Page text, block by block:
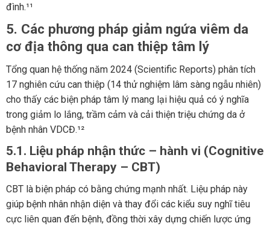
đình.¹¹
5. Các phương pháp giảm ngứa viêm da
cơ địa thông qua can thiệp tâm lý
Tổng quan hệ thống năm 2024 (Scientific Reports) phân tích
17 nghiên cứu can thiệp (14 thử nghiệm lâm sàng ngẫu nhiên)
cho thấy các biện pháp tâm lý mang lại hiệu quả có ý nghĩa
trong giảm lo lắng, trầm cảm và cải thiện triệu chứng da ở
bệnh nhân VDCĐ.¹²
5.1. Liệu pháp nhận thức – hành vi (Cognitive
Behavioral Therapy – CBT)
CBT là biện pháp có bằng chứng mạnh nhất. Liệu pháp này
giúp bệnh nhân nhận diện và thay đổi các kiểu suy nghĩ tiêu
cực liên quan đến bệnh, đồng thời xây dựng chiến lược ứng